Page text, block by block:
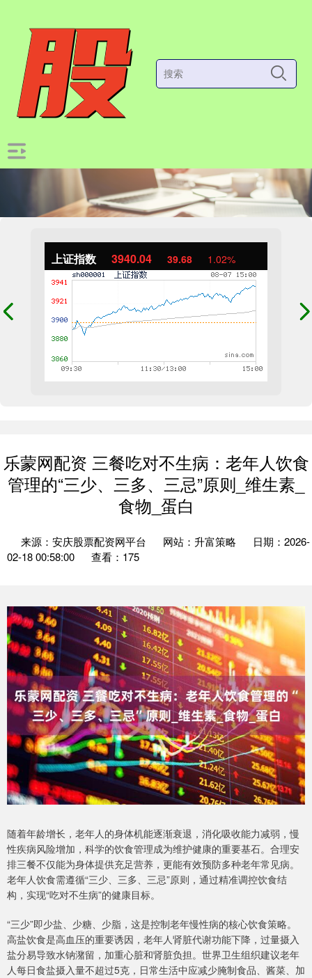
上证指数 3940.04 39.68 1.02%
乐蒙网配资 三餐吃对不生病：老年人饮食
管理的“三少、三多、三忌”原则_维生素_
食物_蛋白
来源：安庆股票配资网平台 网站：升富策略
日期：2026-
02-18 00:58:00
查看：175
随着年龄增长，老年人的身体机能逐渐衰退，消化吸收能力减弱，慢
性疾病风险增加，科学的饮食管理成为维护健康的重要基石。合理安
排三餐不仅能为身体提供充足营养，更能有效预防多种老年常见病。
老年人饮食需遵循“三少、三多、三忌”原则，通过精准调控饮食结
构，实现“吃对不生病”的健康目标。
“三少”即少盐、少糖、少脂，这是控制老年慢性病的核心饮食策略。
高盐饮食是高血压的重要诱因，老年人肾脏代谢功能下降，过量摄入
盐分易导致水钠潴留，加重心脏和肾脏负担。世界卫生组织建议老年
人每日食盐摄入量不超过5克，日常生活中应减少腌制食品、酱菜、加